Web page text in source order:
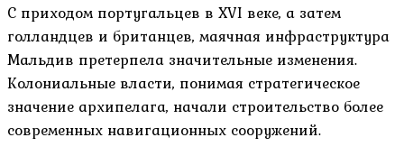
С приходом португальцев в XVI веке, а затем
голландцев и британцев, маячная инфраструктура
Мальдив претерпела значительные изменения.
Колониальные власти, понимая стратегическое
значение архипелага, начали строительство более
современных навигационных сооружений.